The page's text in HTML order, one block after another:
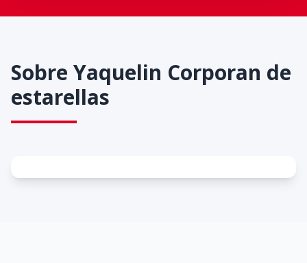
Sobre Yaquelin Corporan de
estarellas